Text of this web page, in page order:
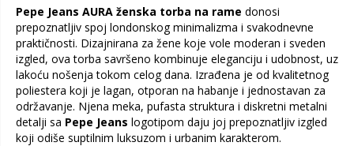
Pepe Jeans AURA ženska torba na rame donosi
prepoznatljiv spoj londonskog minimalizma i svakodnevne
praktičnosti. Dizajnirana za žene koje vole moderan i sveden
izgled, ova torba savršeno kombinuje eleganciju i udobnost, uz
lakoću nošenja tokom celog dana. Izrađena je od kvalitetnog
poliestera koji je lagan, otporan na habanje i jednostavan za
održavanje. Njena meka, pufasta struktura i diskretni metalni
detalji sa Pepe Jeans logotipom daju joj prepoznatljiv izgled
koji odiše suptilnim luksuzom i urbanim karakterom.